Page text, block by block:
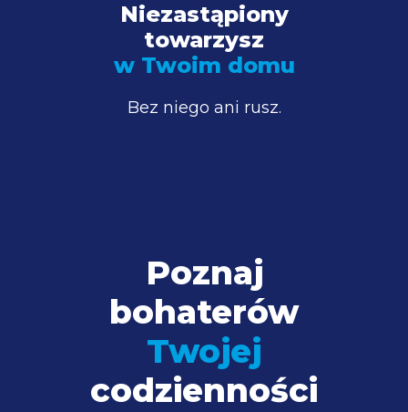
Niezastąpiony
towarzysz
w Twoim domu
Bez niego ani rusz.
Poznaj
bohaterów
Twojej
codzienności